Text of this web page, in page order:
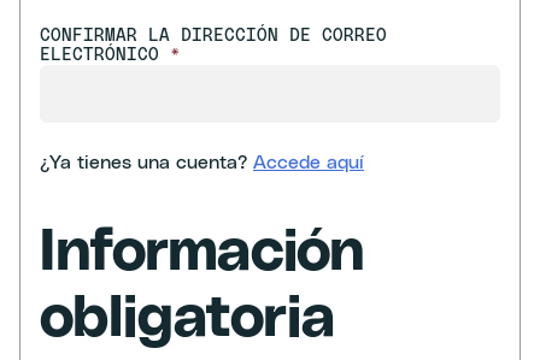
CONFIRMAR LA DIRECCIÓN DE CORREO
ELECTRÓNICO
*
¿Ya tienes una cuenta? Accede aquí
Información
obligatoria